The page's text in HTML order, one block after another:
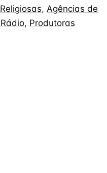
, Agências de
, Produtoras